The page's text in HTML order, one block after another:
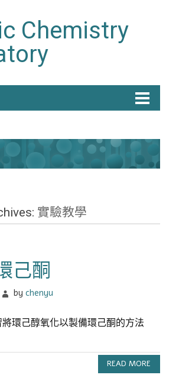
Chemistry
實驗教學
己酮
bychenyu
環己醇氧化以製備環己酮的方法
READ MORE